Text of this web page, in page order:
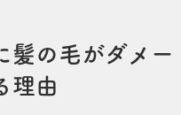
髪の毛がダメー
理由